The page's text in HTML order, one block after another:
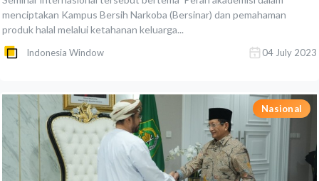
menciptakan Kampus Bersih Narkoba (Bersinar) dan pemahaman
produk halal melalui ketahanan keluarga...
Indonesia Window 04 July 2023
Nasional